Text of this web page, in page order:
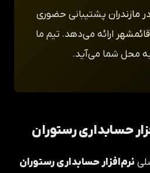
مازندران پشتیبانی حضوری
قائمشهر ارائه می‌دهد. تیم ما
حسابداری رستوران
نرم‌افزار حسابداری رستوران